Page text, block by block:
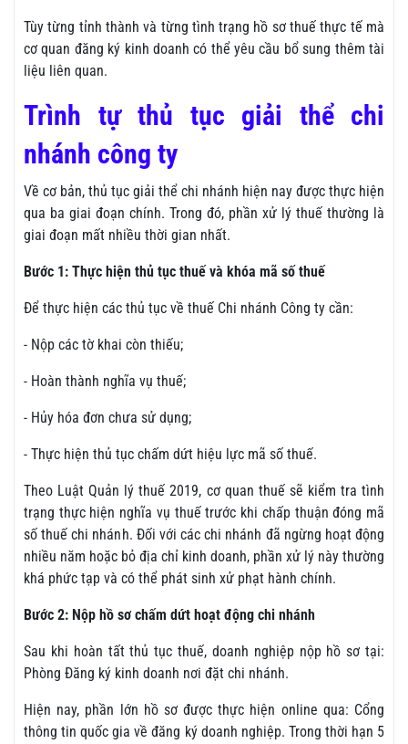
Tùy từng tỉnh thành và từng tình trạng hồ sơ thuế thực tế mà
cơ quan đăng ký kinh doanh có thể yêu cầu bổ sung thêm tài
liệu liên quan.
Trình tự thủ tục giải thể chi
nhánh công ty
Về cơ bản, thủ tục giải thể chi nhánh hiện nay được thực hiện
qua ba giai đoạn chính. Trong đó, phần xử lý thuế thường là
giai đoạn mất nhiều thời gian nhất.
Bước 1: Thực hiện thủ tục thuế và khóa mã số thuế
Để thực hiện các thủ tục về thuế Chi nhánh Công ty cần:
- Nộp các tờ khai còn thiếu;
- Hoàn thành nghĩa vụ thuế;
- Hủy hóa đơn chưa sử dụng;
- Thực hiện thủ tục chấm dứt hiệu lực mã số thuế.
Theo Luật Quản lý thuế 2019, cơ quan thuế sẽ kiểm tra tình
trạng thực hiện nghĩa vụ thuế trước khi chấp thuận đóng mã
số thuế chi nhánh. Đối với các chi nhánh đã ngừng hoạt động
nhiều năm hoặc bỏ địa chỉ kinh doanh, phần xử lý này thường
khá phức tạp và có thể phát sinh xử phạt hành chính.
Bước 2: Nộp hồ sơ chấm dứt hoạt động chi nhánh
Sau khi hoàn tất thủ tục thuế, doanh nghiệp nộp hồ sơ tại:
Phòng Đăng ký kinh doanh nơi đặt chi nhánh.
Hiện nay, phần lớn hồ sơ được thực hiện online qua: Cổng
thông tin quốc gia về đăng ký doanh nghiệp. Trong thời hạn 5